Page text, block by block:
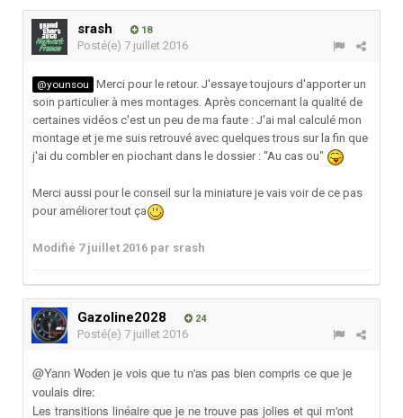
srash 18
Posté(e) 7 juillet 2016
@younsou
Merci pour le retour. J'essaye toujours d'apporter un
soin particulier à mes montages. Après concernant la qualité de
certaines vidéos c'est un peu de ma faute : J'ai mal calculé mon
montage et je me suis retrouvé avec quelques trous sur la fin que
j'ai du combler en piochant dans le dossier : "Au cas ou"
Merci aussi pour le conseil sur la miniature je vais voir de ce pas
pour améliorer tout ça
Modifié 7 juillet 2016 par srash
Gazoline2028 24
Posté(e) 7 juillet 2016
@Yann Woden je vois que tu n'as pas bien compris ce que je
voulais dire:
Les transitions linéaire que je ne trouve pas jolies et qui m'ont